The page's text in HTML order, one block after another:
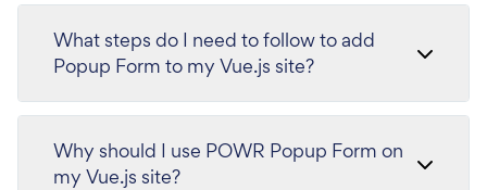
What steps do I need to follow to add
Popup Form to my Vue.js site?
Why should I use POWR Popup Form on
my Vue.js site?